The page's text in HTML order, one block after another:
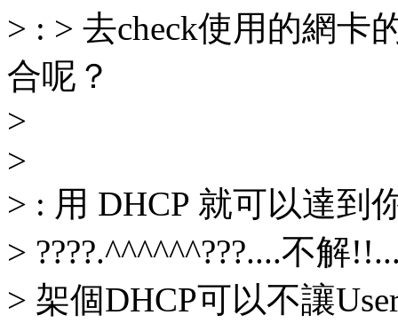
> : > 去check使用的網卡
合呢？
>
>
> : 用 DHCP 就可以達到
> ????.^^^^^^???....不解
> 架個DHCP可以不讓